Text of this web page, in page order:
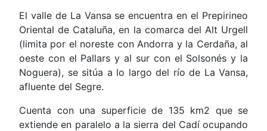
El valle de La Vansa se encuentra en el Prepirineo
Oriental de Cataluña, en la comarca del Alt Urgell
(limita por el noreste con Andorra y la Cerdaña, al
oeste con el Pallars y al sur con el Solsonés y la
Noguera), se sitúa a lo largo del río de La Vansa,
afluente del Segre.
Cuenta con una superficie de 135 km2 que se
extiende en paralelo a la sierra del Cadí ocupando